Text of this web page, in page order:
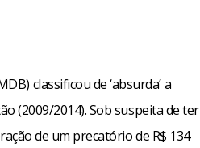
classificou de ‘absurda’ a
(2009/2014). Sob suspeita de ter
de um precatório de R$ 134